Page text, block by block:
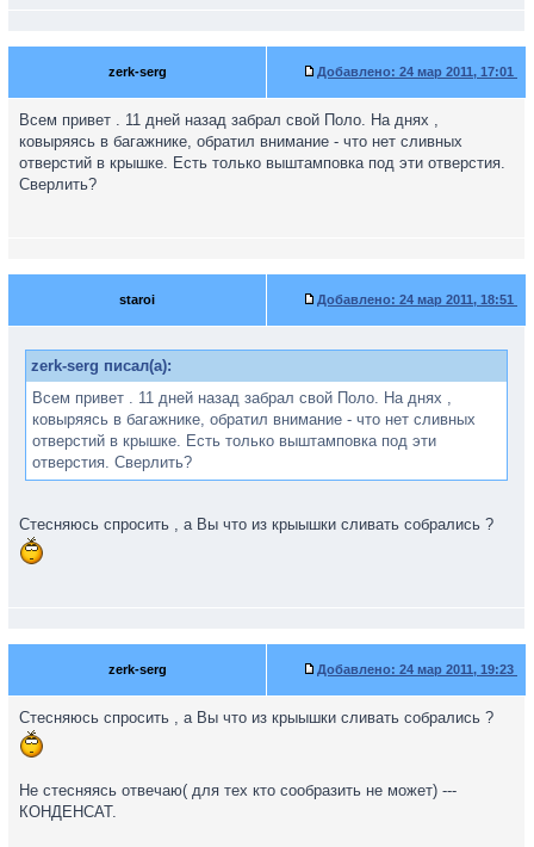
zerk-serg Добавлено: 24 мар 2011, 17:01
Всем привет . 11 дней назад забрал свой Поло. На днях ,
ковыряясь в багажнике, обратил внимание - что нет сливных
отверстий в крышке. Есть только выштамповка под эти отверстия.
Сверлить?
staroi Добавлено: 24 мар 2011, 18:51
zerk-serg писал(а):
Всем привет . 11 дней назад забрал свой Поло. На днях ,
ковыряясь в багажнике, обратил внимание - что нет сливных
отверстий в крышке. Есть только выштамповка под эти
отверстия. Сверлить?
Стесняюсь спросить , а Вы что из крыышки сливать собрались ?
zerk-serg Добавлено: 24 мар 2011, 19:23
Стесняюсь спросить , а Вы что из крыышки сливать собрались ?
Не стесняясь отвечаю( для тех кто сообразить не может) ---
КОНДЕНСАТ.